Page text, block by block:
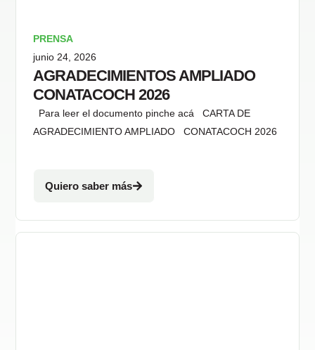
PRENSA
junio 24, 2026
AGRADECIMIENTOS AMPLIADO
CONATACOCH 2026
Para leer el documento pinche acá CARTA DE
AGRADECIMIENTO AMPLIADO CONATACOCH 2026
Quiero saber más